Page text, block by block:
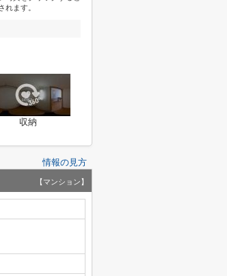
れます。
収納
情報の見方
【マンション】